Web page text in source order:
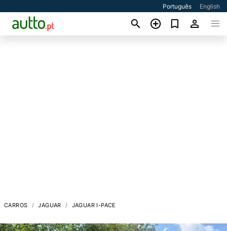
Português English
CARROS JAGUAR JAGUAR I-PACE